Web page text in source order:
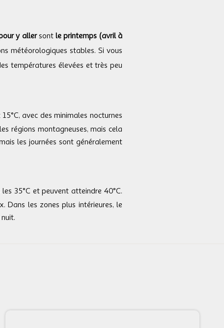
y allersontle printemps (avril à
météorologiques stables. Si vous
températures élevées et très peu
avec des minimales nocturnes
régions montagneuses, mais cela
les journées sont généralement
35°C et peuvent atteindre 40°C.
Dans les zones plus intérieures, le